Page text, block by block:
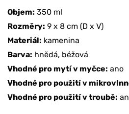
Objem: 350 ml
Rozměry: 9 x 8 cm (D x V)
Materiál: kamenina
Barva: hnědá, béžová
Vhodné pro mytí v myčce: ano
Vhodné pro použití v
Vhodné pro použití v troubě: